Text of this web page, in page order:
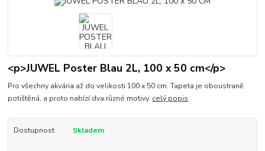
<p>JUWEL Poster Blau 2L, 100 x 50 cm</p>
Pro všechny akvária až do velikosti 100 x 50 cm. Tapeta je oboustraně
potištěná, a proto nabízí dva různé motivy. celý popis
Dostupnost Skladem